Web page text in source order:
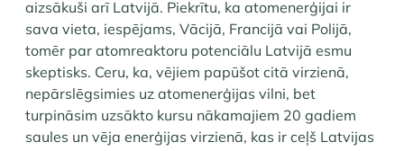
aizsākuši arī Latvijā. Piekrītu, ka atomenerģijai ir
sava vieta, iespējams, Vācijā, Francijā vai Polijā,
tomēr par atomreaktoru potenciālu Latvijā esmu
skeptisks. Ceru, ka, vējiem papūšot citā virzienā,
nepārslēgsimies uz atomenerģijas vilni, bet
turpināsim uzsākto kursu nākamajiem 20 gadiem
saules un vēja enerģijas virzienā, kas ir ceļš Latvijas